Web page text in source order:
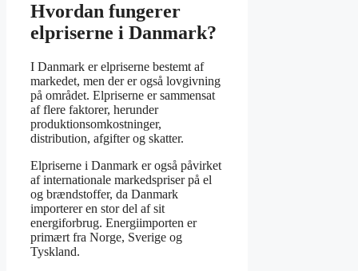
Hvordan fungerer
elpriserne i Danmark?
I Danmark er elpriserne bestemt af
markedet, men der er også lovgivning
på området. Elpriserne er sammensat
af flere faktorer, herunder
produktionsomkostninger,
distribution, afgifter og skatter.
Elpriserne i Danmark er også påvirket
af internationale markedspriser på el
og brændstoffer, da Danmark
importerer en stor del af sit
energiforbrug. Energiimporten er
primært fra Norge, Sverige og
Tyskland.